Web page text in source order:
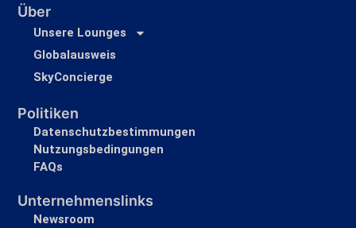
Über
Unsere Lounges
Globalausweis
SkyConcierge
Politiken
Datenschutzbestimmungen
Nutzungsbedingungen
FAQs
Unternehmenslinks
Newsroom